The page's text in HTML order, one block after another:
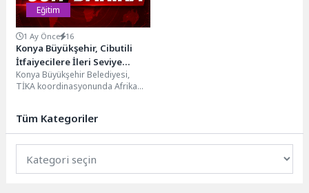
Eğitim
1 Ay Önce 16
Konya Büyükşehir, Cibutili
İtfaiyecilere İleri Seviye
İtfaiye Eğitimi Verdi
Konya Büyükşehir Belediyesi,
TİKA koordinasyonunda Afrika
İleri Seviye...
Tüm Kategoriler